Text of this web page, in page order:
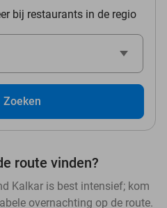
bij restaurants in de regio
Zoeken
route vinden?
Kalkar is best intensief; kom
overnachting op de route.